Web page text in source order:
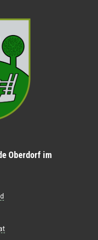
Oberdorf im